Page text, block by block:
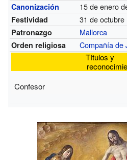
Canonización 15 de enero
Festividad 31 de octubre
Patronazgo Mallorca
Orden religiosa
Compañía de
Títulos y
Confesor